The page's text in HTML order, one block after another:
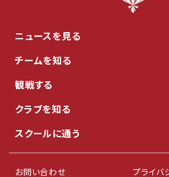
ニュースを見る
チームを知る
観戦する
クラブを知る
スクールに通う
お問い合わせ プライバ